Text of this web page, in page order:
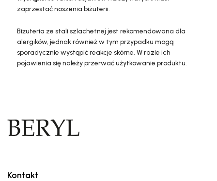
zaprzestać noszenia biżuterii.
Biżuteria ze stali szlachetnej jest rekomendowana dla
alergików, jednak również w tym przypadku mogą
sporadycznie wystąpić reakcje skórne. W razie ich
pojawienia się należy przerwać użytkowanie produktu.
Kontakt